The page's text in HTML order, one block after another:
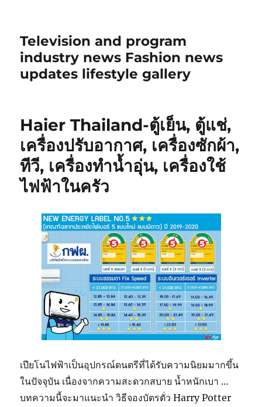
Television and program
industry news Fashion news
updates lifestyle gallery
Haier Thailand-ตู้เย็น, ตู้แช่,
เครื่องปรับอากาศ, เครื่องซักผ้า,
ทีวี, เครื่องทำน้ำอุ่น, เครื่องใช้
ไฟฟ้าในครัว
เปียโนไฟฟ้าเป็นอุปกรณ์ดนตรีที่ได้รับความนิยมมากขึ้น
ในปัจจุบัน เนื่องจากความสะดวกสบาย น้ำหนักเบา …
บทความนี้จะมาแนะนำ วิธีจองบัตรตั่ว Harry Potter